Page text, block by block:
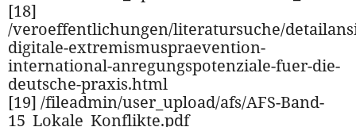
[18]
/veroeffentlichungen/literatursuche/
digitale-extremismuspraevention-
international-anregungspotenziale-fuer-die-
deutsche-praxis.html
[19] /fileadmin/user_upload/afs/AFS-Band-
15_Lokale_Konflikte.pdf